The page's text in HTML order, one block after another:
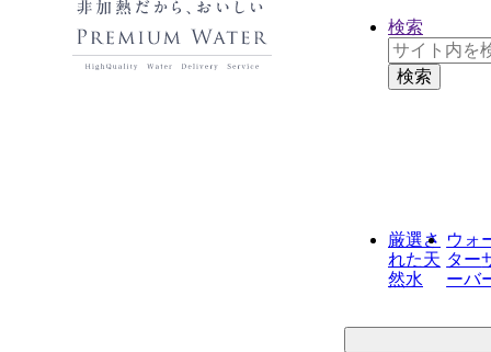
厳選さ
れた天
然水
ウォ
ター
ーバ
検索